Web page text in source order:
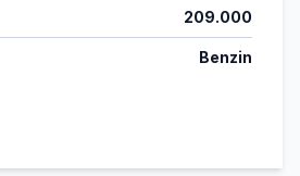
209.000
Benzin